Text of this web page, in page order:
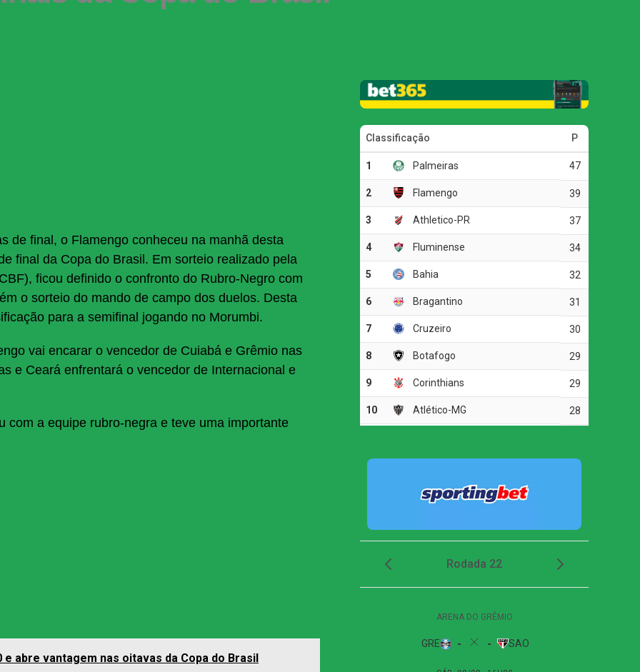
de final, o Flamengo conheceu na manhã desta
final da Copa do Brasil. Em sorteio realizado pela
ficou definido o confronto do Rubro-Negro com
o sorteio do mando de campo dos duelos. Desta
para a semifinal jogando no Morumbi.
vai encarar o vencedor de Cuiabá e Grêmio nas
e Ceará enfrentará o vencedor de Internacional e
com a equipe rubro-negra e teve uma importante
abre vantagem nas oitavas da Copa do Brasil